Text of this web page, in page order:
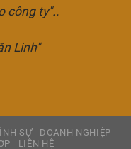
công ty"..
Linh"
SỰ
DOANH NGHIỆP
LIÊN HỆ